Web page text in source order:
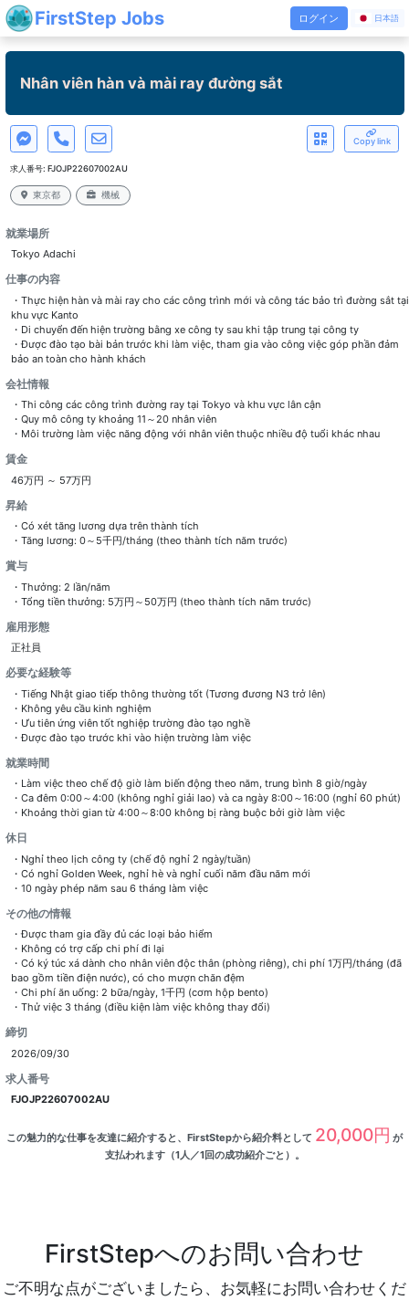
FirstStep Jobs ログイン 日本語
Nhân viên hàn và mài ray đường sắt
Copy link
求人番号: FJOJP22607002AU
東京都 機械
就業場所
Tokyo Adachi
仕事の内容
・Thực hiện hàn và mài ray cho các công trình mới và công tác bảo trì đường sắt tại
khu vực Kanto
・Di chuyển đến hiện trường bằng xe công ty sau khi tập trung tại công ty
・Được đào tạo bài bản trước khi làm việc, tham gia vào công việc góp phần đảm
bảo an toàn cho hành khách
会社情報
・Thi công các công trình đường ray tại Tokyo và khu vực lân cận
・Quy mô công ty khoảng 11～20 nhân viên
・Môi trường làm việc năng động với nhân viên thuộc nhiều độ tuổi khác nhau
賃金
46万円 ～ 57万円
昇給
・Có xét tăng lương dựa trên thành tích
・Tăng lương: 0～5千円/tháng (theo thành tích năm trước)
賞与
・Thưởng: 2 lần/năm
・Tổng tiền thưởng: 5万円～50万円 (theo thành tích năm trước)
雇用形態
正社員
必要な経験等
・Tiếng Nhật giao tiếp thông thường tốt (Tương đương N3 trở lên)
・Không yêu cầu kinh nghiệm
・Ưu tiên ứng viên tốt nghiệp trường đào tạo nghề
・Được đào tạo trước khi vào hiện trường làm việc
就業時間
・Làm việc theo chế độ giờ làm biến động theo năm, trung bình 8 giờ/ngày
・Ca đêm 0:00～4:00 (không nghỉ giải lao) và ca ngày 8:00～16:00 (nghỉ 60 phút)
・Khoảng thời gian từ 4:00～8:00 không bị ràng buộc bởi giờ làm việc
休日
・Nghỉ theo lịch công ty (chế độ nghỉ 2 ngày/tuần)
・Có nghỉ Golden Week, nghỉ hè và nghỉ cuối năm đầu năm mới
・10 ngày phép năm sau 6 tháng làm việc
その他の情報
・Được tham gia đầy đủ các loại bảo hiểm
・Không có trợ cấp chi phí đi lại
・Có ký túc xá dành cho nhân viên độc thân (phòng riêng), chi phí 1万円/tháng (đã
bao gồm tiền điện nước), có cho mượn chăn đệm
・Chi phí ăn uống: 2 bữa/ngày, 1千円 (cơm hộp bento)
・Thử việc 3 tháng (điều kiện làm việc không thay đổi)
締切
2026/09/30
求人番号
FJOJP22607002AU
この魅力的な仕事を友達に紹介すると、FirstStepから紹介料として 20,000円 が
支払われます（1人／1回の成功紹介ごと）。
FirstStepへのお問い合わせ
ご不明な点がございましたら、お気軽にお問い合わせくだ